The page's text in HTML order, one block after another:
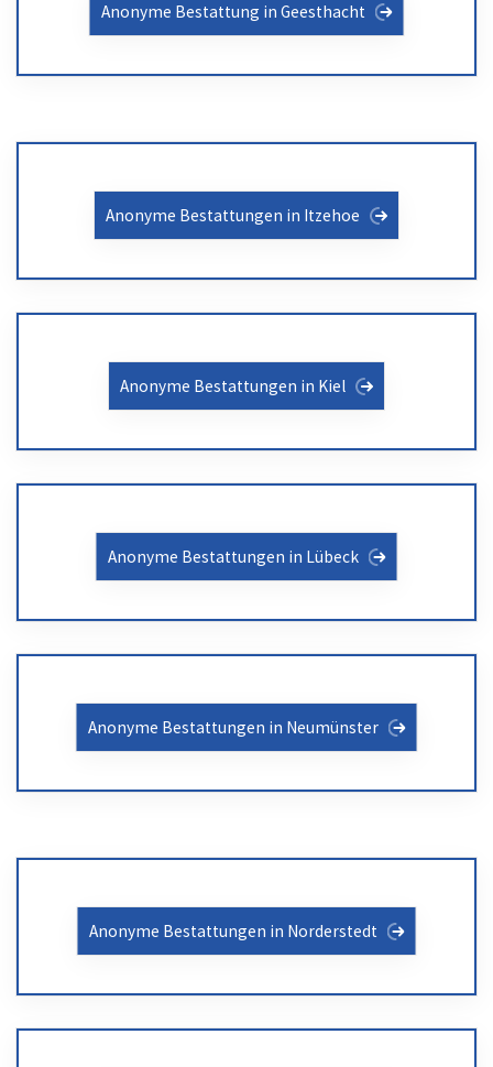
Anonyme Bestattung in Geesthacht
Anonyme Bestattungen in Itzehoe
Anonyme Bestattungen in Kiel
Anonyme Bestattungen in Lübeck
Anonyme Bestattungen in Neumünster
Anonyme Bestattungen in Norderstedt